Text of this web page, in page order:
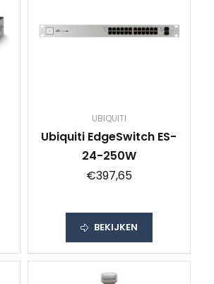
UBIQUITI
Ubiquiti EdgeSwitch ES-
24-250W
€397,65
BEKIJKEN